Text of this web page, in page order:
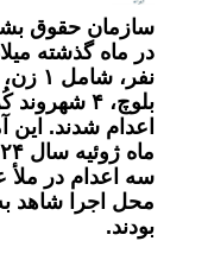
سه اعدام در ملأ
محل اجرا شاهد
بودند.